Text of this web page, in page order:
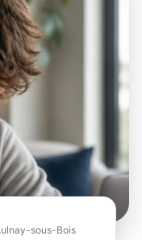
sous-Bois